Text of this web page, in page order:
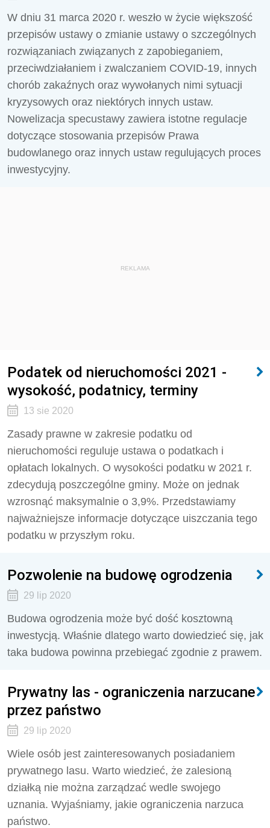
W dniu 31 marca 2020 r. weszło w życie większość
przepisów ustawy o zmianie ustawy o szczególnych
rozwiązaniach związanych z zapobieganiem,
przeciwdziałaniem i zwalczaniem COVID-19, innych
chorób zakaźnych oraz wywołanych nimi sytuacji
kryzysowych oraz niektórych innych ustaw.
Nowelizacja specustawy zawiera istotne regulacje
dotyczące stosowania przepisów Prawa
budowlanego oraz innych ustaw regulujących proces
inwestycyjny.
REKLAMA
Podatek od nieruchomości 2021 -
wysokość, podatnicy, terminy
13 sie 2020
Zasady prawne w zakresie podatku od
nieruchomości reguluje ustawa o podatkach i
opłatach lokalnych. O wysokości podatku w 2021 r.
zdecydują poszczególne gminy. Może on jednak
wzrosnąć maksymalnie o 3,9%. Przedstawiamy
najważniejsze informacje dotyczące uiszczania tego
podatku w przyszłym roku.
Pozwolenie na budowę ogrodzenia
29 lip 2020
Budowa ogrodzenia może być dość kosztowną
inwestycją. Właśnie dlatego warto dowiedzieć się, jak
taka budowa powinna przebiegać zgodnie z prawem.
Prywatny las - ograniczenia narzucane
przez państwo
29 lip 2020
Wiele osób jest zainteresowanych posiadaniem
prywatnego lasu. Warto wiedzieć, że zalesioną
działką nie można zarządzać wedle swojego
uznania. Wyjaśniamy, jakie ograniczenia narzuca
państwo.